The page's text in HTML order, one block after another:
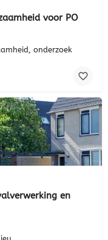
voor PO
onderzoek
en